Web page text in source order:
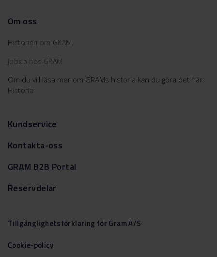
Om oss
Historien om GRAM
Jobba hos GRAM
Om du vill läsa mer om GRAMs historia kan du göra det här:
Historia
Kundservice
Kontakta-oss
GRAM B2B Portal
Reservdelar
Tillgänglighetsförklaring för Gram A/S
Cookie-policy